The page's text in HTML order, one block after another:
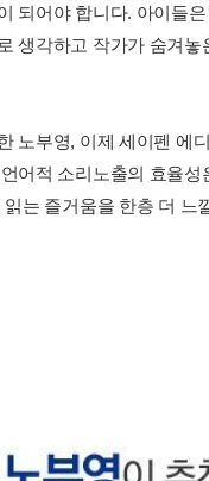
되어야 합니다. 아이들
생각하고 작가가 숨겨
노부영, 이제 세이펜 에
어적 소리노출의 효율
는 즐거움을 한층 더 느